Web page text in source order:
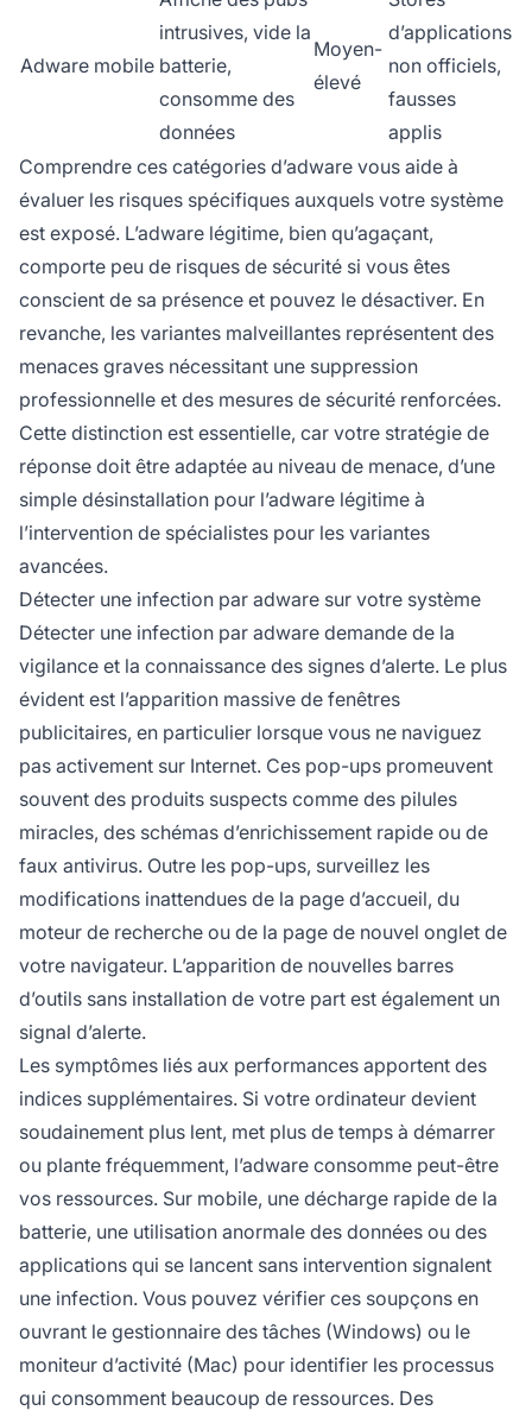
Adware mobile
intrusives, vide la
batterie,
consomme des
données
Moyen-
élevé
d’applications
non officiels,
fausses
applis
Comprendre ces catégories d’adware vous aide à
évaluer les risques spécifiques auxquels votre système
est exposé. L’adware légitime, bien qu’agaçant,
comporte peu de risques de sécurité si vous êtes
conscient de sa présence et pouvez le désactiver. En
revanche, les variantes malveillantes représentent des
menaces graves nécessitant une suppression
professionnelle et des mesures de sécurité renforcées.
Cette distinction est essentielle, car votre stratégie de
réponse doit être adaptée au niveau de menace, d’une
simple désinstallation pour l’adware légitime à
l’intervention de spécialistes pour les variantes
avancées.
Détecter une infection par adware sur votre système
Détecter une infection par adware demande de la
vigilance et la connaissance des signes d’alerte. Le plus
évident est l’apparition massive de fenêtres
publicitaires, en particulier lorsque vous ne naviguez
pas activement sur Internet. Ces pop-ups promeuvent
souvent des produits suspects comme des pilules
miracles, des schémas d’enrichissement rapide ou de
faux antivirus. Outre les pop-ups, surveillez les
modifications inattendues de la page d’accueil, du
moteur de recherche ou de la page de nouvel onglet de
votre navigateur. L’apparition de nouvelles barres
d’outils sans installation de votre part est également un
signal d’alerte.
Les symptômes liés aux performances apportent des
indices supplémentaires. Si votre ordinateur devient
soudainement plus lent, met plus de temps à démarrer
ou plante fréquemment, l’adware consomme peut-être
vos ressources. Sur mobile, une décharge rapide de la
batterie, une utilisation anormale des données ou des
applications qui se lancent sans intervention signalent
une infection. Vous pouvez vérifier ces soupçons en
ouvrant le gestionnaire des tâches (Windows) ou le
moniteur d’activité (Mac) pour identifier les processus
qui consomment beaucoup de ressources. Des